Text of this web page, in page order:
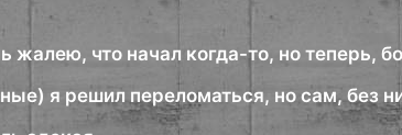
жалею, что начал когда-то, но теперь,
я решил переломаться, но сам, без